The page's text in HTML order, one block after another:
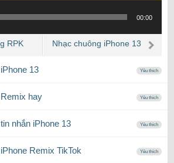
00:00
RPK Nhạc chuông iPhone 13
13 Yêu thích
hay Yêu thích
nhắn iPhone 13 Yêu thích
Remix TikTok Yêu thích